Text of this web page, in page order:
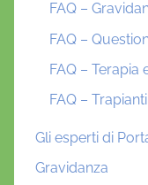
FAQ –
FAQ –
FAQ – Terapia
FAQ –
Gli esperti di
Gravidanza